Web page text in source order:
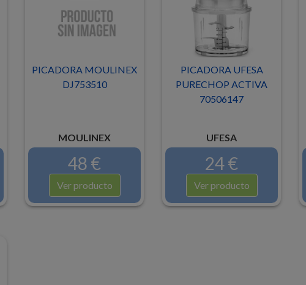
PICADORA MOULINEX
DJ753510
MOULINEX
48 €
Ver producto
PICADORA UFESA
PURECHOP ACTIVA
70506147
UFESA
24 €
Ver producto